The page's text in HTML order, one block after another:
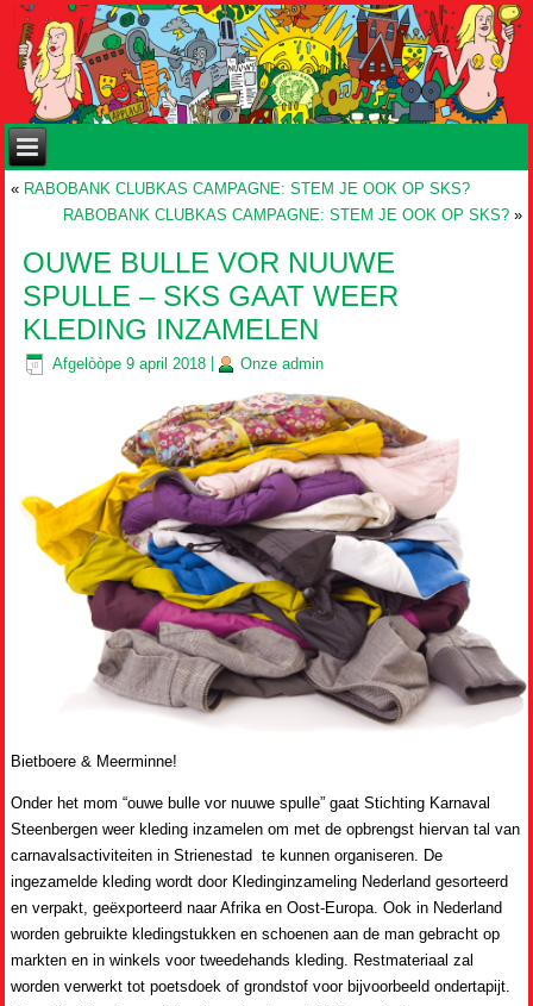
« RABOBANK CLUBKAS CAMPAGNE: STEM JE OOK OP SKS?
RABOBANK CLUBKAS CAMPAGNE: STEM JE OOK OP SKS?»
OUWE BULLE VOR NUUWE
SPULLE – SKS GAAT WEER
KLEDING INZAMELEN
Afgelòòpe 9 april 2018 Onze admin
Bietboere & Meerminne!
Onder het mom “ouwe bulle vor nuuwe spulle” gaat Stichting Karnaval
Steenbergen weer kleding inzamelen om met de opbrengst hiervan tal van
carnavalsactiviteiten in Strienestad te kunnen organiseren. De
ingezamelde kleding wordt door Kledinginzameling Nederland gesorteerd
en verpakt, geëxporteerd naar Afrika en Oost-Europa. Ook in Nederland
worden gebruikte kledingstukken en schoenen aan de man gebracht op
markten en in winkels voor tweedehands kleding. Restmateriaal zal
worden verwerkt tot poetsdoek of grondstof voor bijvoorbeeld ondertapijt.